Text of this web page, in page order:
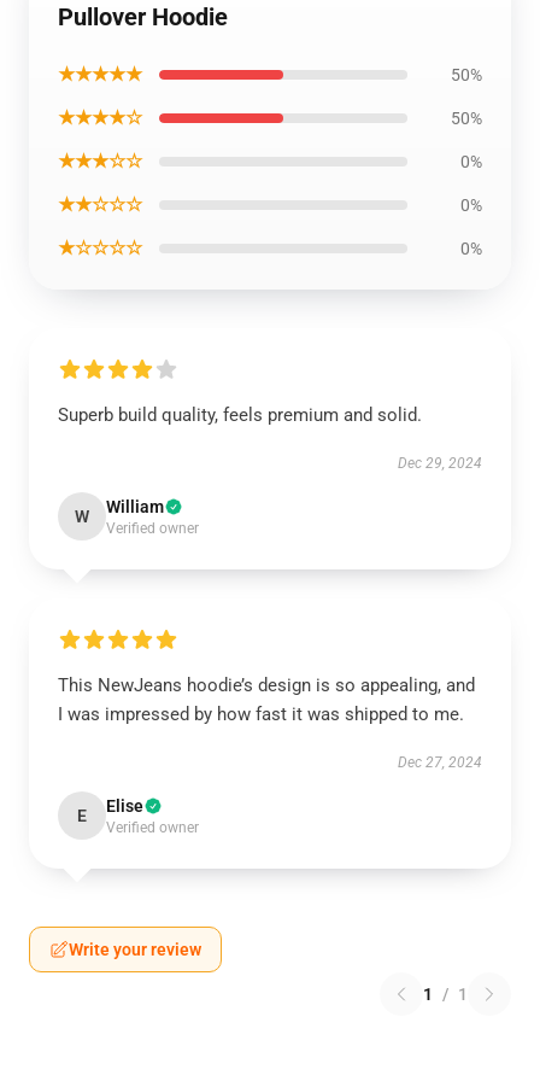
Pullover Hoodie
★★★★★ 50%
★★★★☆ 50%
★★★☆☆ 0%
★★☆☆☆ 0%
★☆☆☆☆ 0%
Superb build quality, feels premium and solid.
Dec 29, 2024
W William
Verified owner
This NewJeans hoodie’s design is so appealing, and
I was impressed by how fast it was shipped to me.
Dec 27, 2024
E Elise
Verified owner
Write your review
1 / 1